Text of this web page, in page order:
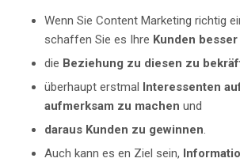
Wenn Sie Content Marketing richtig
schaffen Sie es Ihre Kunden
die Beziehung zu diesen zu
überhaupt erstmal Interessenten
aufmerksam zu machen und
daraus Kunden zu gewinnen.
Auch kann es en Ziel sein,